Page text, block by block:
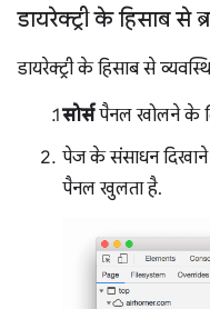
डायरेक्ट्री के हिसाब से
डायरेक्ट्री के हिसाब से
सोर्सपैनल खोलने के
पेज के संसाधन
पैनल खुलता है.